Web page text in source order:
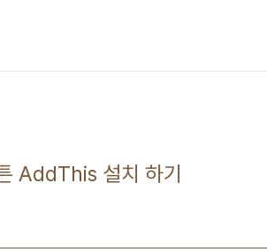
AddThis 설치 하기